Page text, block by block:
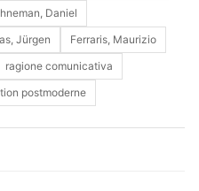
Daniel
Jürgen
Ferraris, Maurizio
ragione comunicativa
postmoderne